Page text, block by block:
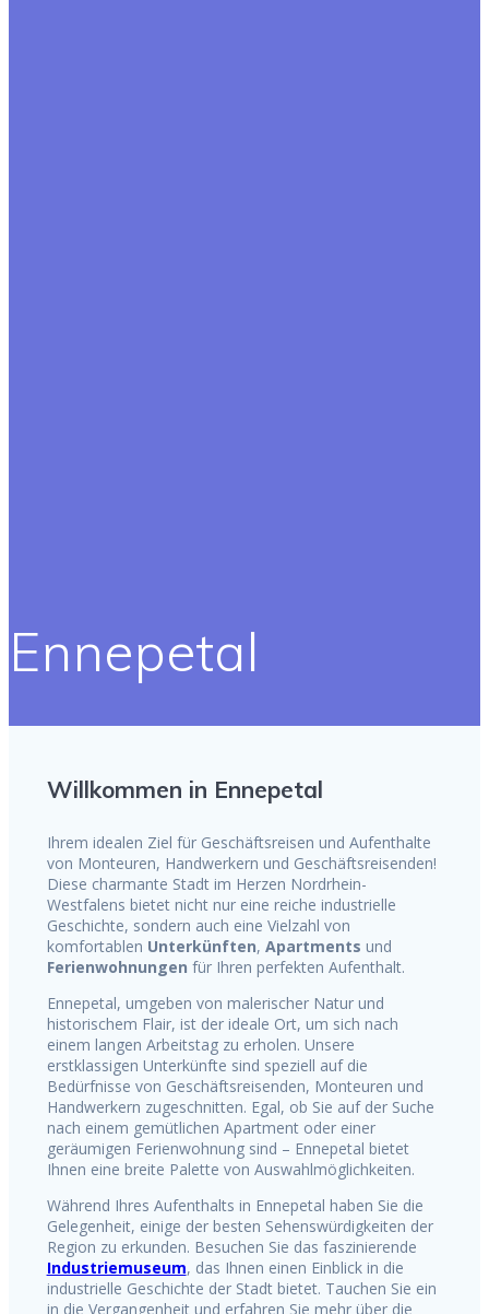
Ennepetal
Willkommen in Ennepetal
Ihrem idealen Ziel für Geschäftsreisen und Aufenthalte
von Monteuren, Handwerkern und Geschäftsreisenden!
Diese charmante Stadt im Herzen Nordrhein-
Westfalens bietet nicht nur eine reiche industrielle
Geschichte, sondern auch eine Vielzahl von
komfortablen Unterkünften, Apartments und
Ferienwohnungen für Ihren perfekten Aufenthalt.
Ennepetal, umgeben von malerischer Natur und
historischem Flair, ist der ideale Ort, um sich nach
einem langen Arbeitstag zu erholen. Unsere
erstklassigen Unterkünfte sind speziell auf die
Bedürfnisse von Geschäftsreisenden, Monteuren und
Handwerkern zugeschnitten. Egal, ob Sie auf der Suche
nach einem gemütlichen Apartment oder einer
geräumigen Ferienwohnung sind – Ennepetal bietet
Ihnen eine breite Palette von Auswahlmöglichkeiten.
Während Ihres Aufenthalts in Ennepetal haben Sie die
Gelegenheit, einige der besten Sehenswürdigkeiten der
Region zu erkunden. Besuchen Sie das faszinierende
Industriemuseum, das Ihnen einen Einblick in die
industrielle Geschichte der Stadt bietet. Tauchen Sie ein
in die Vergangenheit und erfahren Sie mehr über die